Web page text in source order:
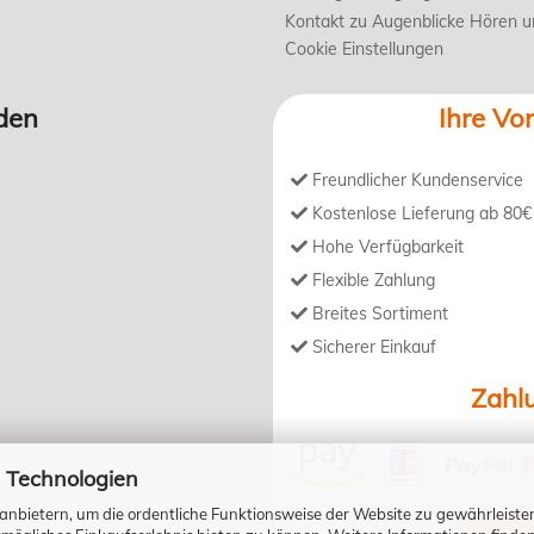
um die ordentliche Funktionsweise der Website zu
Kontakt zu Augenblicke Hören
Cookie Einstellungen
Ihre
Freundlicher Kundenservice
Kostenlose Lieferung ab
Hohe Verfügbarkeit
Flexible Zahlung
Breites Sortiment
Sicherer Einkauf